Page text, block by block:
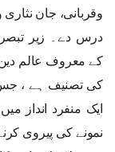
وقربانی، جان
درس دے۔ زیر
کے معروف عالم
کی تصنیف ہے ،
ایک منفرد انداز
نمونے کی پیروی